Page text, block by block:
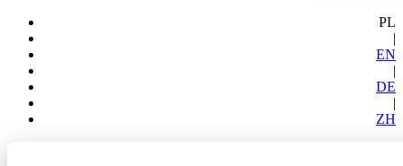
PL
|
EN
|
DE
|
ZH